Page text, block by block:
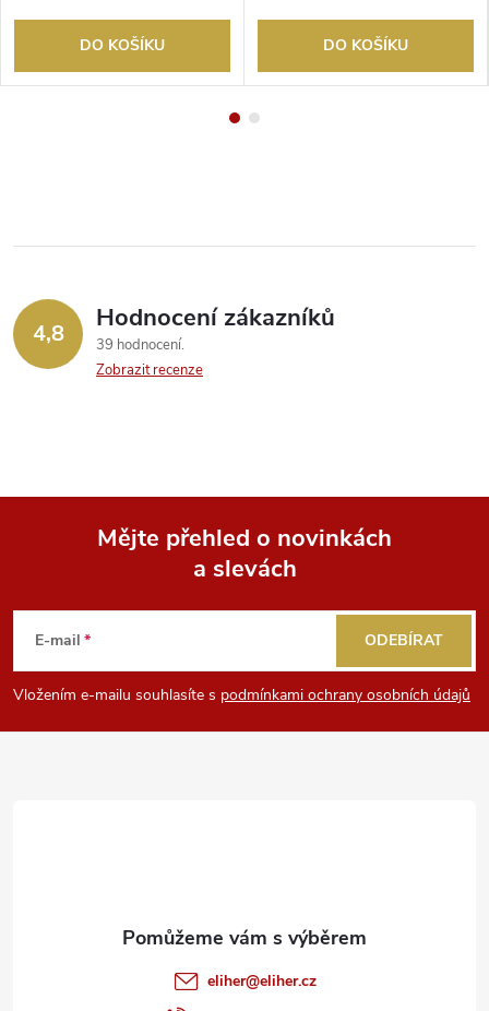
DO KOŠÍKU DO KOŠÍKU
4,8 Hodnocení zákazníků
39 hodnocení
Zobrazit recenze
p
Mějte přehled o novinkách
a slevách
E-mail
Vložením e-mailu souhlasíte s podmínkami ochrany osobních údajů
ODEBÍRAT
eliher@eliher.cz